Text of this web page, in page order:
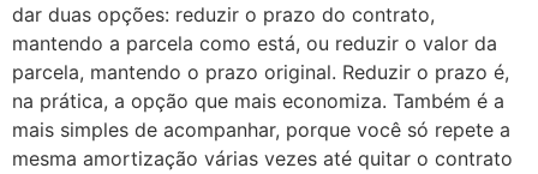
dar duas opções: reduzir o prazo do contrato,
mantendo a parcela como está, ou reduzir o valor da
parcela, mantendo o prazo original. Reduzir o prazo é,
na prática, a opção que mais economiza. Também é a
mais simples de acompanhar, porque você só repete a
mesma amortização várias vezes até quitar o contrato